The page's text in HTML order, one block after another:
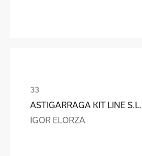
ASTIGARRAGA KIT LINE S.L.
IGOR ELORZA